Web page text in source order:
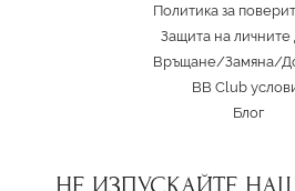
Политика за
Защита на личните
Връщане/Замяна/
BB Club
Блог